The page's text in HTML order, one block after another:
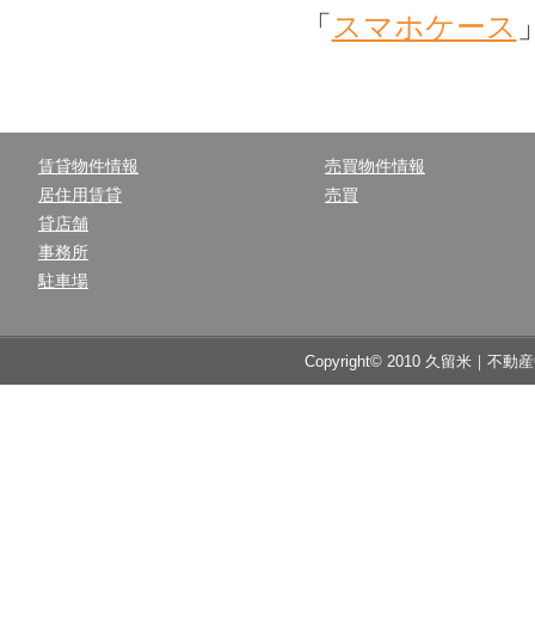
「 スマホケース
賃貸物件情報
居住用賃貸
貸店舗
事務所
駐車場
売買物件情報
売買
Copyright© 2010 久留米｜不動